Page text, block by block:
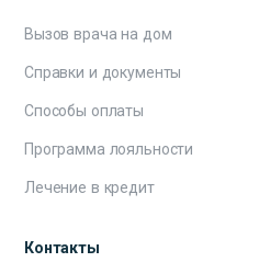
Вызов врача на дом
Справки и документы
Способы оплаты
Программа лояльности
Лечение в кредит
Контакты